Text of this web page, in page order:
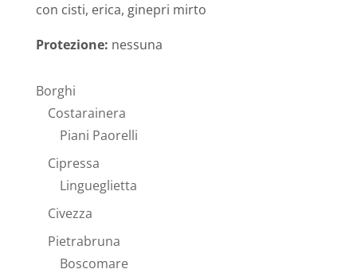
Borghi
Costarainera
Piani Paorelli
Cipressa
Lingueglietta
Civezza
Pietrabruna
Boscomare
con cisti, erica, ginepri mirto
Protezione: nessuna